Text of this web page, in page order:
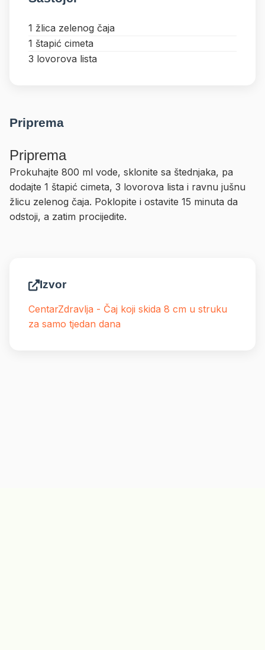
1 žlica zelenog čaja
1 štapić cimeta
3 lovorova lista
Priprema
Priprema
Prokuhajte 800 ml vode, sklonite sa štednjaka, pa
dodajte 1 štapić cimeta, 3 lovorova lista i ravnu jušnu
žlicu zelenog čaja. Poklopite i ostavite 15 minuta da
odstoji, a zatim procijedite.
Izvor
CentarZdravlja - Čaj koji skida 8 cm u struku
za samo tjedan dana